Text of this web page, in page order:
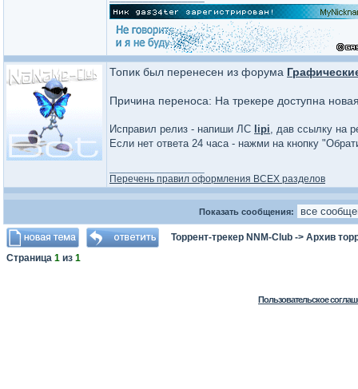
Топик был перенесен из форума
Причина переноса: На трекере доступна
Исправил релиз - напиши ЛС lipi, дав ссылку на
Если нет ответа 24 часа - нажми на кнопку
Перечень правил оформления ВСЕХ разделов
Показать сообщения:
Торрент-трекер NNM-Club -> Архив
Страница 1 из 1
Пользовательское